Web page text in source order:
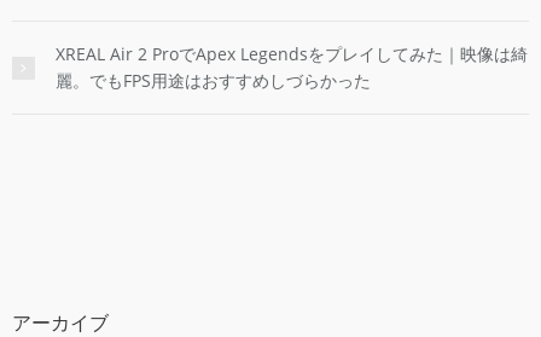
XREAL Air 2 ProでApex Legendsをプレイしてみた｜映像は綺
麗。でもFPS用途はおすすめしづらかった
アーカイブ